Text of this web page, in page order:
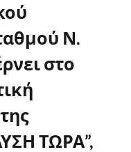
Ν.
στο
ΤΩΡΑ”,